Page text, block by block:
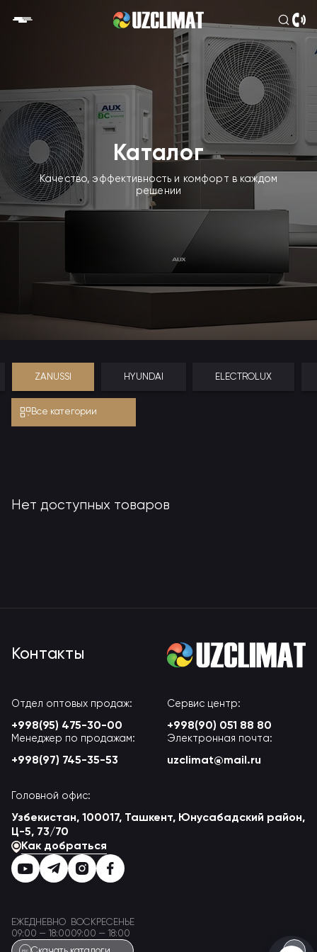
Каталог
Качество, эффективность и комфорт в каждом
решении
ZANUSSI HYUNDAI ELECTROLUX
Все категории
Нет доступных товаров
Контакты
Отдел оптовых продаж:
+998(95) 475-30-00
Сервис центр:
+998(90) 051 88 80
Менеджер по продажам:
+998(97) 745-35-53
Электронная почта:
uzclimat@mail.ru
Головной офис:
Узбекистан, 100017, Ташкент, Юнусабадский район,
Ц-5, 73/70
Как добраться
ЕЖЕДНЕВНО
09:00 — 18:00
ВОСКРЕСЕНЬЕ
09:00 — 18:00